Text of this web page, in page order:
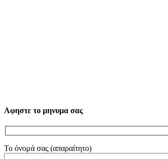
Αφηστε το μηνυμα σας
Το όνομά σας (απαραίτητο)